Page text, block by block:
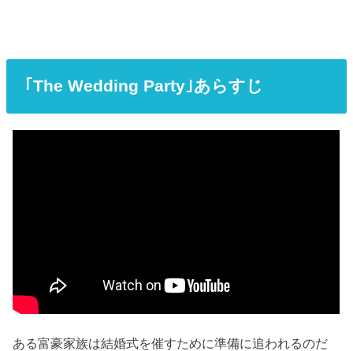
｢The Wedding Party｣あらすじ
ある富豪家族は結婚式を催すために準備に追われるのだ